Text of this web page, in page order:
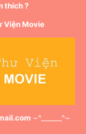
thích ?
Viện Movie
~^______^~